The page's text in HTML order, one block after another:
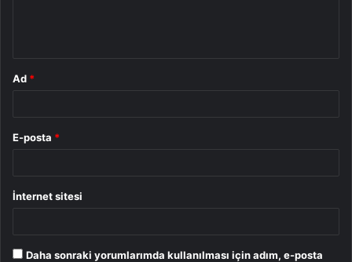
Ad *
E-posta *
İnternet sitesi
Daha sonraki yorumlarımda kullanılması için adım, e-posta